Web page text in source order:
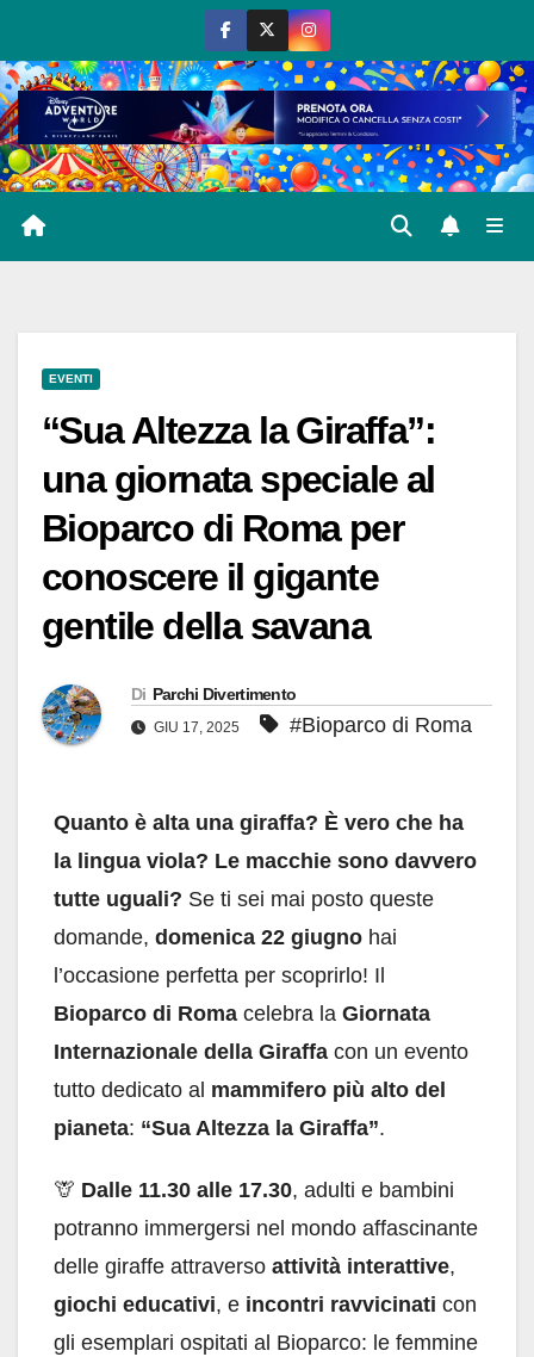
al
contenuto
EVENTI
“Sua Altezza la Giraffa”:
una giornata speciale al
Bioparco di Roma per
conoscere il gigante
gentile della savana
Di Parchi Divertimento
GIU 17, 2025 #Bioparco di Roma
Quanto è alta una giraffa? È vero che ha
la lingua viola? Le macchie sono davvero
tutte uguali? Se ti sei mai posto queste
domande, domenica 22 giugno hai
l’occasione perfetta per scoprirlo! Il
Bioparco di Roma celebra la Giornata
Internazionale della Giraffa con un evento
tutto dedicato al mammifero più alto del
pianeta: “Sua Altezza la Giraffa”.
🦒 Dalle 11.30 alle 17.30, adulti e bambini
potranno immergersi nel mondo affascinante
delle giraffe attraverso attività interattive,
giochi educativi, e incontri ravvicinati con
gli esemplari ospitati al Bioparco: le femmine